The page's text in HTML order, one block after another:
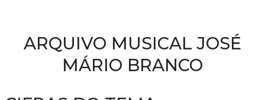
ARQUIVO MUSICAL JOSÉ
MÁRIO BRANCO